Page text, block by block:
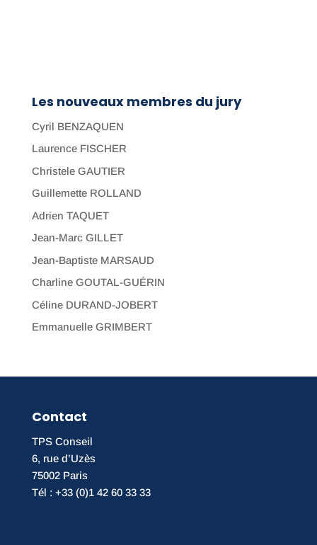
Les nouveaux membres du jury
Cyril BENZAQUEN
Laurence FISCHER
Christele GAUTIER
Guillemette ROLLAND
Adrien TAQUET
Jean-Marc GILLET
Jean-Baptiste MARSAUD
Charline GOUTAL-GUÉRIN
Céline DURAND-JOBERT
Emmanuelle GRIMBERT
Contact
TPS Conseil
6, rue d’Uzès
75002 Paris
Tél : +33 (0)1 42 60 33 33